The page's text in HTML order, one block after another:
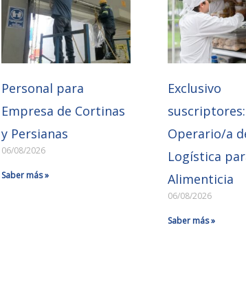
Personal para
Empresa de Cortinas
y Persianas
06/08/2026
Saber más »
Exclusivo
suscriptores:
Operario/a
Logística
Alimenticia
06/08/2026
Saber más »